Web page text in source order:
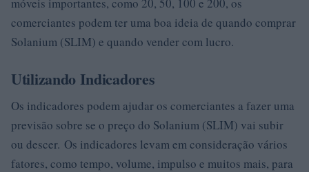
comerciantes podem ter uma boa ideia de quando comprar
Solanium (SLIM) e quando vender com lucro.
Utilizando Indicadores
Os indicadores podem ajudar os comerciantes a fazer uma
previsão sobre se o preço do Solanium (SLIM) vai subir
ou descer. Os indicadores levam em consideração vários
fatores, como tempo, volume, impulso e muitos mais, para